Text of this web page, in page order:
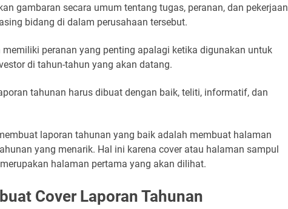
gambaran secara umum tentang tugas, peranan, dan pekerjaan
bidang di dalam perusahaan tersebut.
memiliki peranan yang penting apalagi ketika digunakan untuk
di tahun-tahun yang akan datang.
tahunan harus dibuat dengan baik, teliti, informatif, dan
laporan tahunan yang baik adalah membuat halaman
yang menarik. Hal ini karena cover atau halaman sampul
halaman pertama yang akan dilihat.
Cover Laporan Tahunan